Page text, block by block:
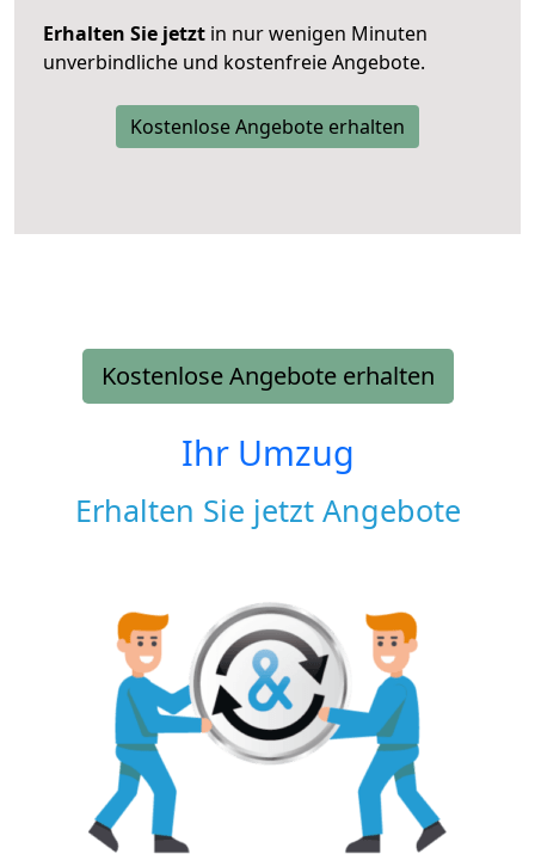
Erhalten Sie jetzt in nur wenigen Minuten
unverbindliche und kostenfreie Angebote.
Kostenlose Angebote erhalten
Kostenlose Angebote erhalten
Ihr Umzug
Erhalten Sie jetzt Angebote